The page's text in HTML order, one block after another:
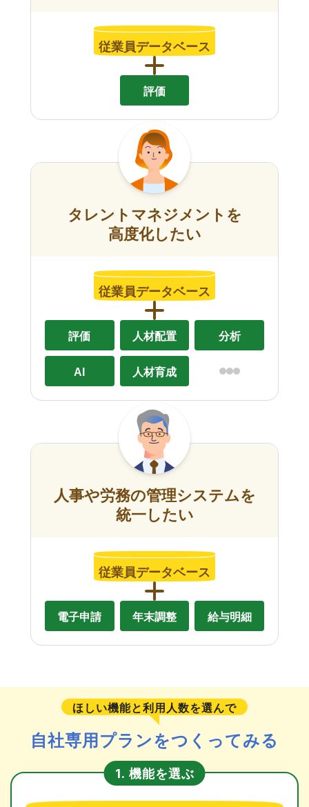
従業員データベース
評価
タレントマネジメントを
高度化したい
従業員データベース
評価 人材配置 分析
AI 人材育成
人事や労務の管理システムを
統一したい
従業員データベース
電子申請 年末調整 給与明細
ほしい機能と利用人数を選んで
自社専用プランをつくってみる
1. 機能を選ぶ